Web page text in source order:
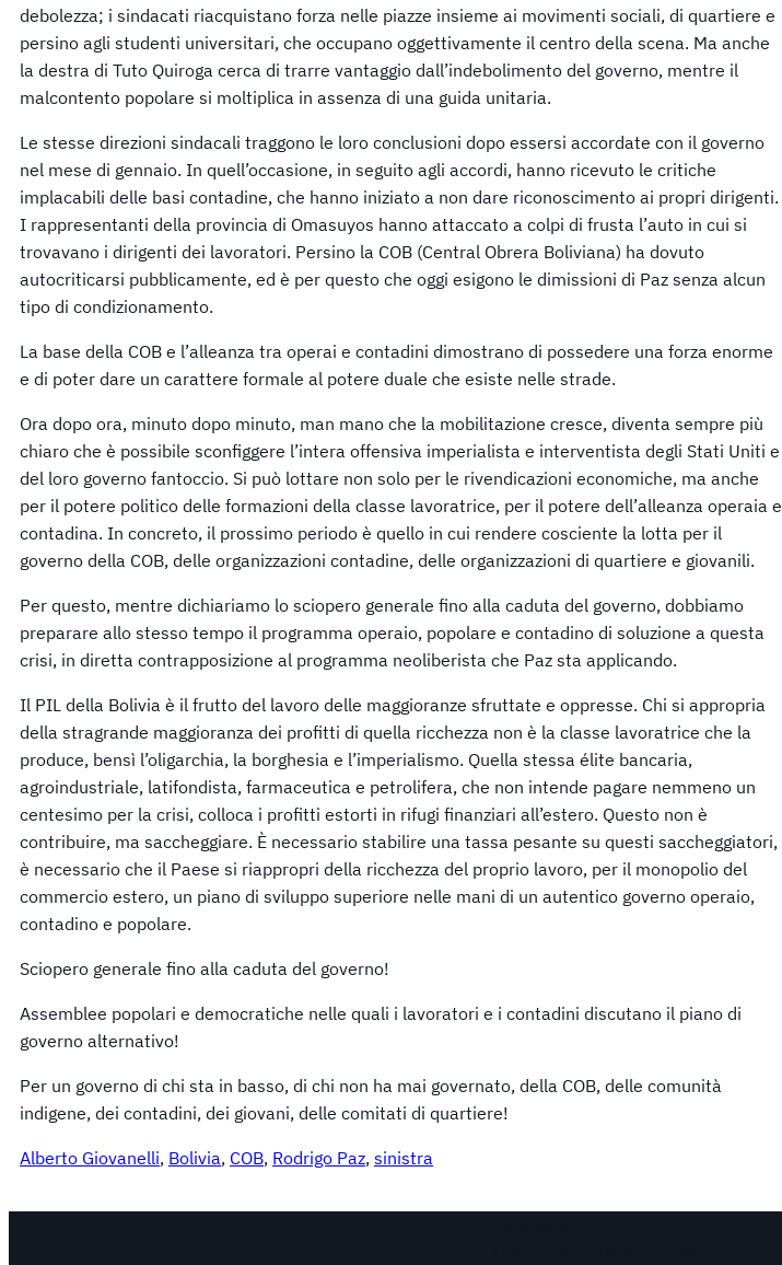
debolezza; i sindacati riacquistano forza nelle piazze insieme ai movimenti sociali, di quartiere e
persino agli studenti universitari, che occupano oggettivamente il centro della scena. Ma anche
la destra di Tuto Quiroga cerca di trarre vantaggio dall’indebolimento del governo, mentre il
malcontento popolare si moltiplica in assenza di una guida unitaria.
Le stesse direzioni sindacali traggono le loro conclusioni dopo essersi accordate con il governo
nel mese di gennaio. In quell’occasione, in seguito agli accordi, hanno ricevuto le critiche
implacabili delle basi contadine, che hanno iniziato a non dare riconoscimento ai propri dirigenti.
I rappresentanti della provincia di Omasuyos hanno attaccato a colpi di frusta l’auto in cui si
trovavano i dirigenti dei lavoratori. Persino la COB (Central Obrera Boliviana) ha dovuto
autocriticarsi pubblicamente, ed è per questo che oggi esigono le dimissioni di Paz senza alcun
tipo di condizionamento.
La base della COB e l’alleanza tra operai e contadini dimostrano di possedere una forza enorme
e di poter dare un carattere formale al potere duale che esiste nelle strade.
Ora dopo ora, minuto dopo minuto, man mano che la mobilitazione cresce, diventa sempre più
chiaro che è possibile sconfiggere l’intera offensiva imperialista e interventista degli Stati Uniti e
del loro governo fantoccio. Si può lottare non solo per le rivendicazioni economiche, ma anche
per il potere politico delle formazioni della classe lavoratrice, per il potere dell’alleanza operaia e
contadina. In concreto, il prossimo periodo è quello in cui rendere cosciente la lotta per il
governo della COB, delle organizzazioni contadine, delle organizzazioni di quartiere e giovanili.
Per questo, mentre dichiariamo lo sciopero generale fino alla caduta del governo, dobbiamo
preparare allo stesso tempo il programma operaio, popolare e contadino di soluzione a questa
crisi, in diretta contrapposizione al programma neoliberista che Paz sta applicando.
Il PIL della Bolivia è il frutto del lavoro delle maggioranze sfruttate e oppresse. Chi si appropria
della stragrande maggioranza dei profitti di quella ricchezza non è la classe lavoratrice che la
produce, bensì l’oligarchia, la borghesia e l’imperialismo. Quella stessa élite bancaria,
agroindustriale, latifondista, farmaceutica e petrolifera, che non intende pagare nemmeno un
centesimo per la crisi, colloca i profitti estorti in rifugi finanziari all’estero. Questo non è
contribuire, ma saccheggiare. È necessario stabilire una tassa pesante su questi saccheggiatori,
è necessario che il Paese si riappropri della ricchezza del proprio lavoro, per il monopolio del
commercio estero, un piano di sviluppo superiore nelle mani di un autentico governo operaio,
contadino e popolare.
Sciopero generale fino alla caduta del governo!
Assemblee popolari e democratiche nelle quali i lavoratori e i contadini discutano il piano di
governo alternativo!
Per un governo di chi sta in basso, di chi non ha mai governato, della COB, delle comunità
indigene, dei contadini, dei giovani, delle comitati di quartiere!
Alberto Giovanelli, Bolivia, COB, Rodrigo Paz, sinistra